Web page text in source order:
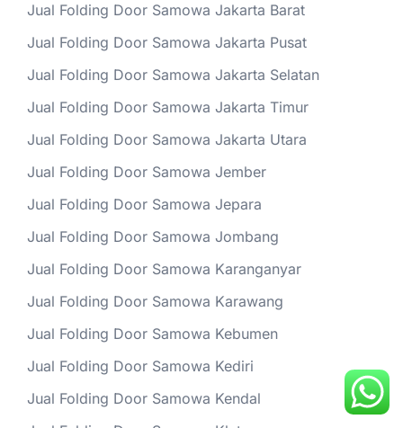
Jual Folding Door Samowa Jakarta Barat
Jual Folding Door Samowa Jakarta Pusat
Jual Folding Door Samowa Jakarta Selatan
Jual Folding Door Samowa Jakarta Timur
Jual Folding Door Samowa Jakarta Utara
Jual Folding Door Samowa Jember
Jual Folding Door Samowa Jepara
Jual Folding Door Samowa Jombang
Jual Folding Door Samowa Karanganyar
Jual Folding Door Samowa Karawang
Jual Folding Door Samowa Kebumen
Jual Folding Door Samowa Kediri
Jual Folding Door Samowa Kendal